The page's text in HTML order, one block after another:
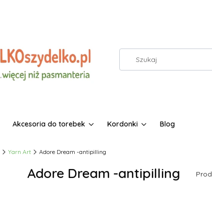
Akcesoria do torebek Kordonki Blog
Yarn Art Adore Dream -antipilling
Adore Dream -antipilling